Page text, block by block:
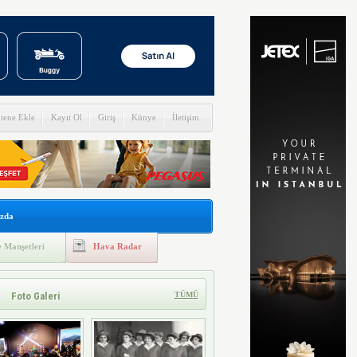
Ekle Kayıt Ol Giriş Künye İletişim
Manşetleri Hava Radar
Foto Galeri TÜMÜ